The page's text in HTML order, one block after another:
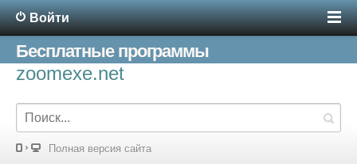
Войти
Бесплатные программы
zoomexe.net
Полная версия сайта